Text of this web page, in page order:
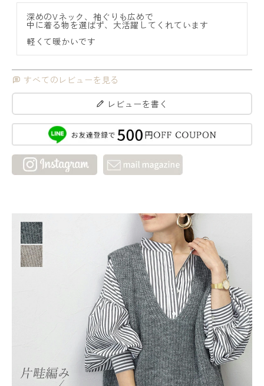
深めのVネック、袖ぐりも広めで
中に着る物を選ばず、大活躍してくれています
すべてのレビューを見る
レビューを書く